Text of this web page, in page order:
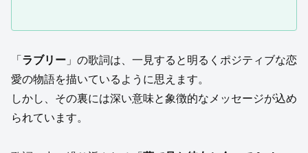
「 ラブリー 」の歌詞は、一見すると明るくポジティブな恋
愛の物語を描いているように思えます。
しかし、その裏には深い意味と象徴的なメッセージが込め
られています。